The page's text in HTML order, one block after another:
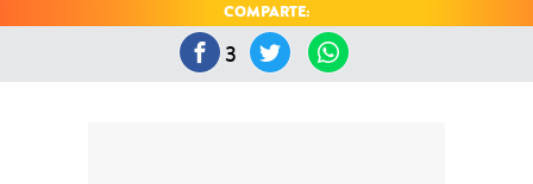
COMPARTE:
3